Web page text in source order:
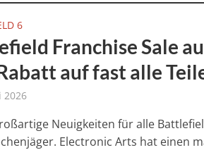
6
Franchise Sale
auf fast alle
2026
Neuigkeiten für alle
Electronic Arts hat einen